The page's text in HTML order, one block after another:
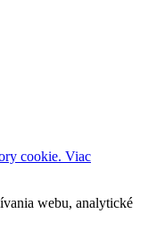
cookie. Viac
webu, analytické